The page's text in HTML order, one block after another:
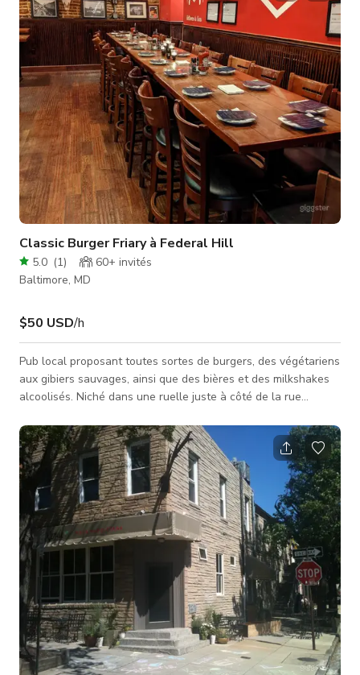
Classic Burger Friary à Federal Hill
5.0 (1) 60+ invités
Baltimore, MD
$50 USD/h
Pub local proposant toutes sortes de burgers, des végétariens
aux gibiers sauvages, ainsi que des bières et des milkshakes
alcoolisés. Niché dans une ruelle juste à côté de la rue
ville de Baltimore, à distance de marche des stades et du
Inner Harbor.